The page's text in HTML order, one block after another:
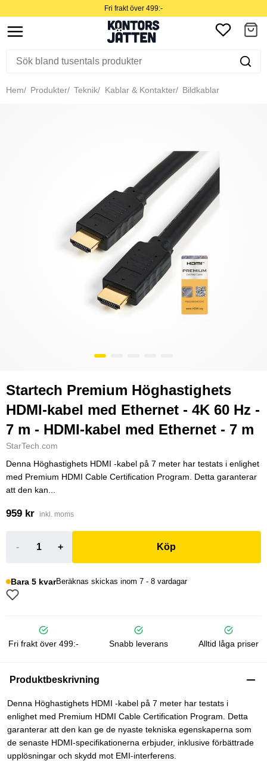
Fri frakt över 499:-
Hem Produkter Teknik Kablar & Kontakter Bildkablar
Startech Premium Höghastighets
HDMI-kabel med Ethernet - 4K 60 Hz -
7 m - HDMI-kabel med Ethernet - 7 m
StarTech.com
Denna Höghastighets HDMI -kabel på 7 meter har testats i enlighet
med Premium HDMI Cable Certification Program. Detta garanterar
att den kan...
959 kr inkl. moms
- + Köp
Bara 5 kvarBeräknas skickas inom 7 - 8 vardagar
Fri frakt över 499:- Snabb leverans Alltid låga priser
Produktbeskrivning
Denna Höghastighets HDMI -kabel på 7 meter har testats i
enlighet med Premium HDMI Cable Certification Program. Detta
garanterar att den kan ge de nyaste tekniska egenskaperna som
de senaste HDMI-specifikationerna erbjuder, inklusive förbättrade
upplösningar och skydd mot EMI-interferens.